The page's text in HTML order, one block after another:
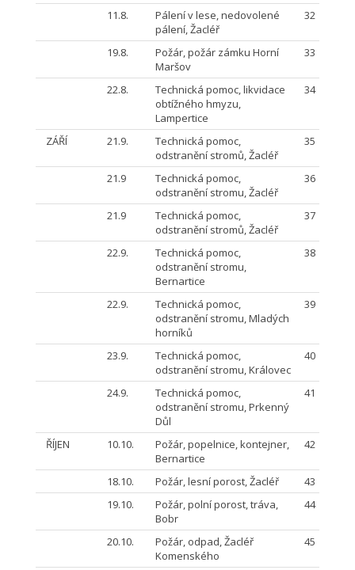
11.8.
Pálení v lese, nedovolené
pálení, Žacléř
32
19.8.
Požár, požár zámku Horní
Maršov
33
22.8.
Technická pomoc, likvidace
obtížného hmyzu,
Lampertice
34
ZÁŘÍ 21.9.
Technická pomoc,
odstranění stromů, Žacléř
35
21.9
Technická pomoc,
odstranění stromu, Žacléř
36
21.9
Technická pomoc,
odstranění stromů, Žacléř
37
22.9.
Technická pomoc,
odstranění stromu,
Bernartice
38
22.9.
Technická pomoc,
odstranění stromu, Mladých
horníků
39
23.9.
Technická pomoc,
odstranění stromu, Královec
40
24.9.
Technická pomoc,
odstranění stromu, Prkenný
Důl
41
ŘÍJEN 10.10.
Požár, popelnice, kontejner,
Bernartice
42
18.10. Požár, lesní porost, Žacléř
43
19.10.
Požár, polní porost, tráva,
Bobr
44
20.10.
Požár, odpad, Žacléř
Komenského
45